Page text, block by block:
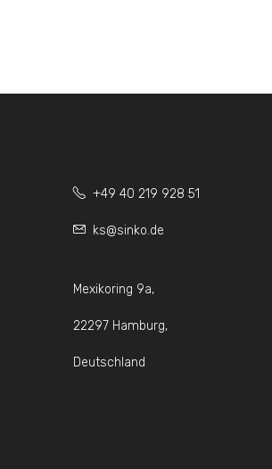
+49 40 219 928 51
ks@sinko.de
Mexikoring 9a,
22297 Hamburg,
Deutschland